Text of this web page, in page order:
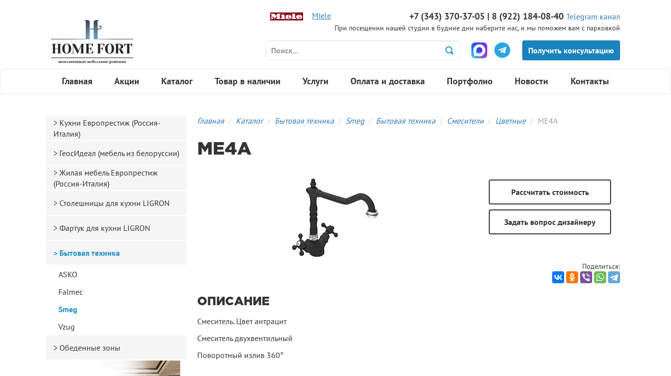
Miele +7 (343) 370-37-05 | 8 (922) 184-08-40 Telegram канал
При посещении нашей студии в будние дни наберите нас, и мы поможем вам с парковкой
Главная Акции Каталог Товар в наличии Услуги Оплата и доставка Портфолио Новости Контакты
Главная Каталог Бытовая техника Smeg Бытовая техника Смесители Цветные ME4A
Кухни Европрестиж (Россия-
Италия)
ГеосИдеал (мебель из белоруссии)
Жилая мебель Европрестиж
(Россия-Италия)
Столешницы для кухни LIGRON
Фартук для кухни LIGRON
Бытовая техника
ASKO
Falmec
Smeg
Vzug
Обеденные зоны
ME4A
Поделиться:
ОПИСАНИЕ
Смеситель. Цвет антрацит
Смеситель двухвентильный
Поворотный излив 360°